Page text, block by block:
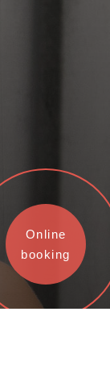
Online
booking